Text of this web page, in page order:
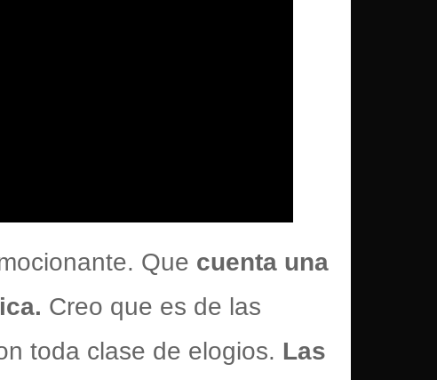
Que cuenta una
Creo que es de las
toda clase de elogios. Las